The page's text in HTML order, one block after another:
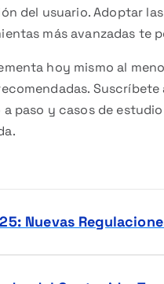
del usuario. Adoptar
más avanzadas te
hoy mismo al
a paso y casos de
Nuevas